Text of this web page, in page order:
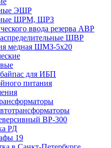
ЭЩР
ЩРМ, ЩРЗ
ввода резерва АВР
ЩВР
медная ШМЗ-5х20
для ИБП
питания
ВР-300
РД
19